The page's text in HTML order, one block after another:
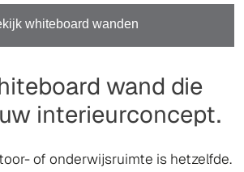
whiteboard wanden
wand die
interieurconcept.
of onderwijsruimte is hetzelfde.